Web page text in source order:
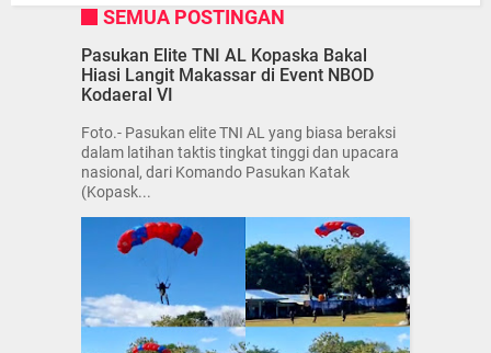
SEMUA POSTINGAN
Pasukan Elite TNI AL Kopaska Bakal
Hiasi Langit Makassar di Event NBOD
Kodaeral VI
Foto.- Pasukan elite TNI AL yang biasa beraksi
dalam latihan taktis tingkat tinggi dan upacara
nasional, dari Komando Pasukan Katak
(Kopask...